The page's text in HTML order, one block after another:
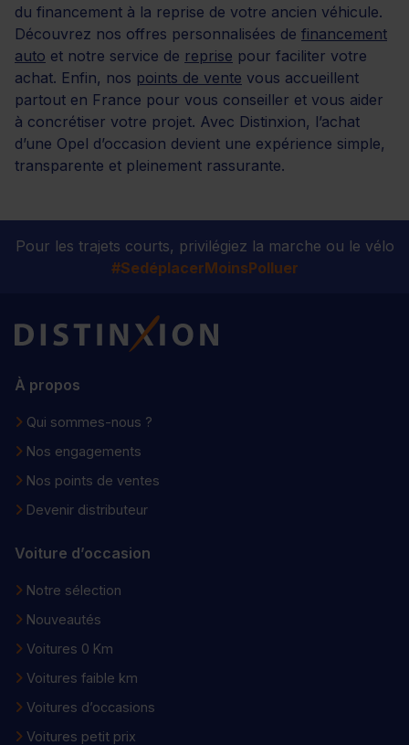
du financement à la reprise de votre ancien véhicule.
Découvrez nos offres personnalisées de financement
auto et notre service de reprise pour faciliter votre
achat. Enfin, nos points de vente vous accueillent
partout en France pour vous conseiller et vous aider
à concrétiser votre projet. Avec Distinxion, l’achat
d’une Opel d’occasion devient une expérience simple,
transparente et pleinement rassurante.
Pour les trajets courts, privilégiez la marche ou le vélo
#SedéplacerMoinsPolluer
Distinxion
À propos
Qui sommes-nous ?
Nos engagements
Nos points de ventes
Devenir distributeur
Voiture d’occasion
Notre sélection
Nouveautés
Voitures 0 Km
Voitures faible km
Voitures d’occasions
Voitures petit prix